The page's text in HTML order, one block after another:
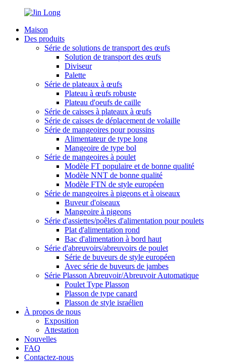
Maison
Des produits
Série de solutions de transport des œufs
Solution de transport des œufs
Diviseur
Palette
Série de plateaux à œufs
Plateau à œufs robuste
Plateau d'oeufs de caille
Série de caisses à plateaux à œufs
Série de caisses de déplacement de volaille
Série de mangeoires pour poussins
Alimentateur de type long
Mangeoire de type bol
Série de mangeoires à poulet
Modèle FT populaire et de bonne qualité
Modèle NNT de bonne qualité
Modèle FTN de style européen
Série de mangeoires à pigeons et à oiseaux
Buveur d'oiseaux
Mangeoire à pigeons
Série d'assiettes/poêles d'alimentation pour poulets
Plat d'alimentation rond
Bac d'alimentation à bord haut
Série d'abreuvoirs/abreuvoirs de poulet
Série de buveurs de style européen
Avec série de buveurs de jambes
Série Plasson Abreuvoir/Abreuvoir Automatique
Poulet Type Plasson
Plasson de type canard
Plasson de style israélien
À propos de nous
Exposition
Attestation
Nouvelles
FAQ
Contactez-nous